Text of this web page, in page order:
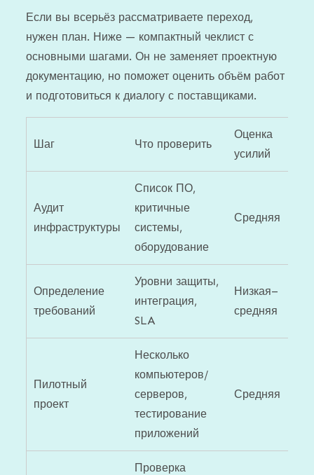
Если вы всерьёз рассматриваете переход,
нужен план. Ниже — компактный чеклист с
основными шагами. Он не заменяет проектную
документацию, но поможет оценить объём работ
и подготовиться к диалогу с поставщиками.
Шаг Что проверить
Оценка
усилий
Аудит
инфраструктуры
Список ПО,
критичные
системы,
оборудование
Средняя
Определение
требований
Уровни защиты,
интеграция,
SLA
Низкая–
средняя
Пилотный
проект
Несколько
компьютеров/
серверов,
тестирование
приложений
Средняя
Проверка